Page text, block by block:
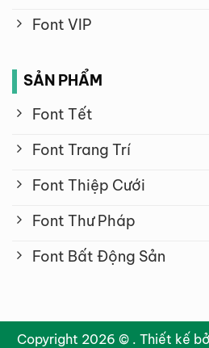
Font VIP
SẢN PHẨM
Font Tết
Font Trang Trí
Font Thiệp Cưới
Font Thư Pháp
Font Bất Động Sản
Copyright 2026 © . Thiết kế